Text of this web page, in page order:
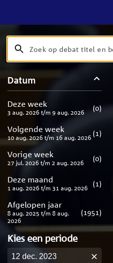
Zoeken
Zoek
op
debat
titel
en
beschrijving
zoekresultaten
Verfijn
uw
resultaten
Datum
Deze week
3 aug. 2026 t/m 9 aug. 2026
(0)
Volgende week
10 aug. 2026 t/m 16 aug. 2026
(1 )
Vorige week
27 jul. 2026 t/m 2 aug. 2026
(0)
Deze maand
1 aug. 2026 t/m 31 aug. 2026
(1 )
Afgelopen jaar
8 aug. 2025 t/m 8 aug.
2026
(1951 )
Kies een periode
Startdatum